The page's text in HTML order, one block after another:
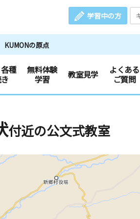
学習中の方
KUMONの原点
種
無料体験
学習
教室見学
よくある
ご質問
付近の公文式教室